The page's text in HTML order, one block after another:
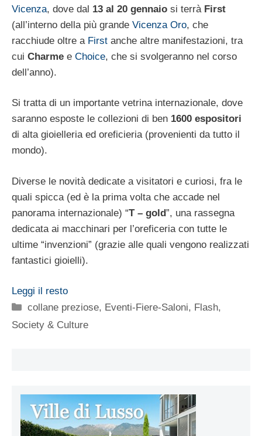
Vicenza, dove dal 13 al 20 gennaio si terrà First
(all’interno della più grande Vicenza Oro, che
racchiude oltre a First anche altre manifestazioni, tra
cui Charme e Choice, che si svolgeranno nel corso
dell’anno).
Si tratta di un importante vetrina internazionale, dove
saranno esposte le collezioni di ben 1600 espositori
di alta gioielleria ed oreficieria (provenienti da tutto il
mondo).
Diverse le novità dedicate a visitatori e curiosi, fra le
quali spicca (ed è la prima volta che accade nel
panorama internazionale) “T – gold”, una rassegna
dedicata ai macchinari per l’oreficeria con tutte le
ultime “invenzioni” (grazie alle quali vengono realizzati
fantastici gioielli).
Leggi il resto
Categorie
collane preziose, Eventi-Fiere-Saloni, Flash,
Society & Culture